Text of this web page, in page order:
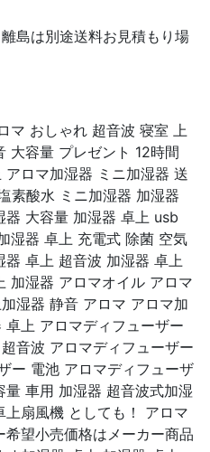
島は別途送料お見積もり場
マ おしゃれ 超音波 寝室 上
大容量 プレゼント 12時間
ロマ加湿器 ミニ加湿器 送
素酸水 ミニ加湿器 加湿器
器 大容量 加湿器 卓上 usb
湿器 卓上 充電式 除菌 空気
卓上 超音波 加湿器 卓上
加湿器 アロマオイル アロマ
湿器 静音 アロマ アロマ加
上 アロマディフューザー
音波 アロマディフューザー
ー 電池 アロマディフューザ
車用 加湿器 超音波式加湿
扇風機 としても！ アロマ
望小売価格はメーカー商品